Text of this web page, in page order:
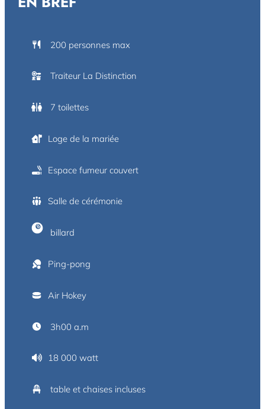
200 personnes max
Traiteur La Distinction
7 toilettes
Loge de la mariée
Espace fumeur couvert
Salle de cérémonie
billard
Ping-pong
Air Hokey
3h00 a.m
18 000 watt
table et chaises incluses